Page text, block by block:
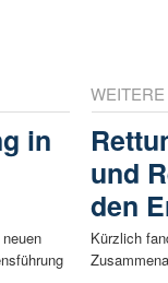
in
und
den
Kürzlich